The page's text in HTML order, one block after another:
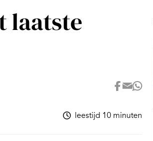
laatste
leestijd 10 minuten